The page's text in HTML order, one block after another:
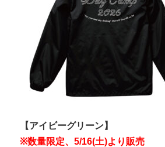
【アイビーグリーン】
※数量限定、5/16(土)より販売